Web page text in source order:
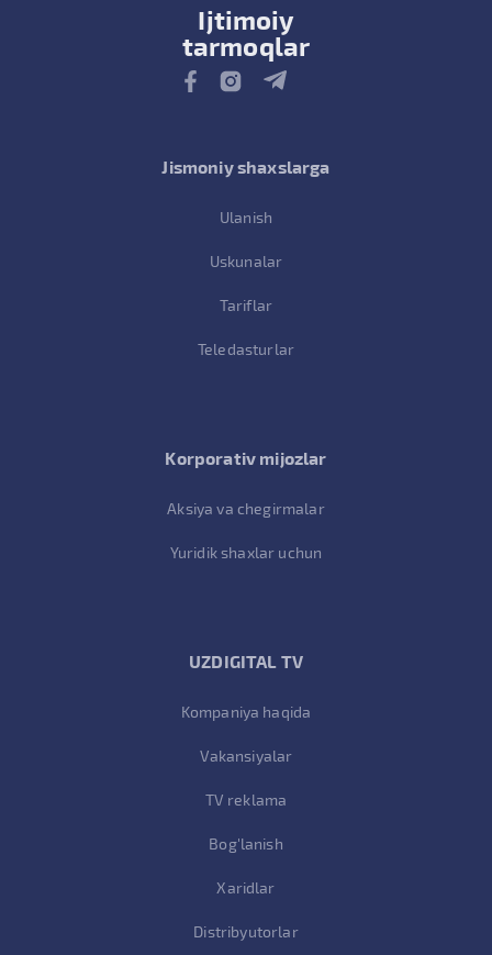
Ijtimoiy
tarmoqlar
Jismoniy shaxslarga
Ulanish
Uskunalar
Tariflar
Teledasturlar
Korporativ mijozlar
Aksiya va chegirmalar
Yuridik shaxlar uchun
UZDIGITAL TV
Kompaniya haqida
Vakansiyalar
TV reklama
Bog'lanish
Xaridlar
Distribyutorlar